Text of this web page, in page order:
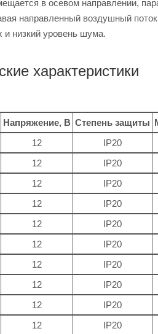
в осевом направлении,
направленный воздушный
и низкий уровень шума.
характеристики
Напряжение, В Степень защиты
12 IP20
12 IP20
12 IP20
12 IP20
12 IP20
12 IP20
12 IP20
12 IP20
12 IP20
12 IP20